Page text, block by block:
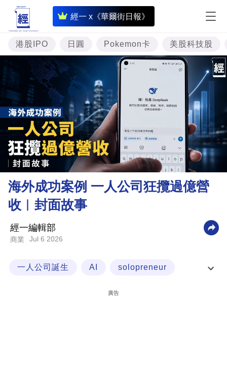
經一 x《華爾街日報》
即
時
財
經
專
題
投
資
樓
市
理
財
商
港股IPO 日圓 Pokemon卡 美股科技股
海外成功案例 一人公司狂攬過億營
收︳封面故事
經一編輯部
商業 Jul 6 2026
一人公司誕生 AI solopreneur
廣告